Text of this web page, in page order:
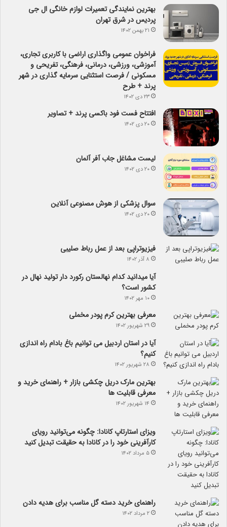
بهترین نمایندگی تعمیرات لوازم خانگی ال جی
پردیس در شرق تهران
۲۱ بهمن ۱۴۰۲
فراخوان عمومی واگذاری اراضی با کاربری تجاری،
آموزشی، ورزشی، درمانی، فرهنگی، تفریحی و
مسکونی / فرصت استثنایی سرمایه گذاری در شهر
پرند + طرح
۲۳ دی ۱۴۰۲
افتتاح فست فود باکسی پرند + تصاویر
۲۰ دی ۱۴۰۲
لیست مشاغل جاب آفر آلمان
۲۰ دی ۱۴۰۲
سوال پزشکی از هوش مصنوعی آنلاین
۲۰ دی ۱۴۰۲
فیزیوتراپی بعد از عمل رباط صلیبی
۸ آذر ۱۴۰۲
آیا می­دانید کدام نهالستان رکورد دار تولید نهال­ در
کشور است؟
۱۰ مهر ۱۴۰۲
معرفی بهترین کرم پودر مخملی
۲۹ شهریور ۱۴۰۲
آیا در استان اردبیل می توانیم باغ بادام راه اندازی
کنیم؟
۲۸ شهریور ۱۴۰۲
بهترین مارک دریل چکشی بازار + راهنمای خرید و
معرفی قابلیت ها
۱۴ شهریور ۱۴۰۲
ویزای استارتاپ کانادا: چگونه می‌توانید رویای
کارآفرینی خود را در کانادا به حقیقت تبدیل کنید
۵ مرداد ۱۴۰۲
راهنمای خرید دسته گل مناسب برای هدیه دادن
۲ مرداد ۱۴۰۲